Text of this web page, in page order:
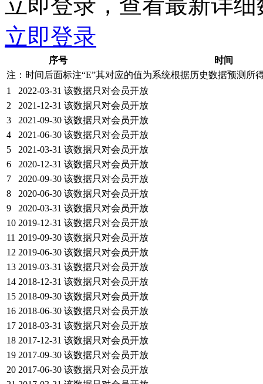
立即登录，查看最新详细
立即登录
序号
时间
注：时间后面标注“E”其对应的值为系统根据历史数据预测所
1
2022-03-31 该数据只对会员开放
2
2021-12-31 该数据只对会员开放
3
2021-09-30 该数据只对会员开放
4
2021-06-30 该数据只对会员开放
5
2021-03-31 该数据只对会员开放
6
2020-12-31 该数据只对会员开放
7
2020-09-30 该数据只对会员开放
8
2020-06-30 该数据只对会员开放
9
2020-03-31 该数据只对会员开放
10 2019-12-31 该数据只对会员开放
11 2019-09-30 该数据只对会员开放
12 2019-06-30 该数据只对会员开放
13 2019-03-31 该数据只对会员开放
14 2018-12-31 该数据只对会员开放
15 2018-09-30 该数据只对会员开放
16 2018-06-30 该数据只对会员开放
17 2018-03-31 该数据只对会员开放
18 2017-12-31 该数据只对会员开放
19 2017-09-30 该数据只对会员开放
20 2017-06-30 该数据只对会员开放